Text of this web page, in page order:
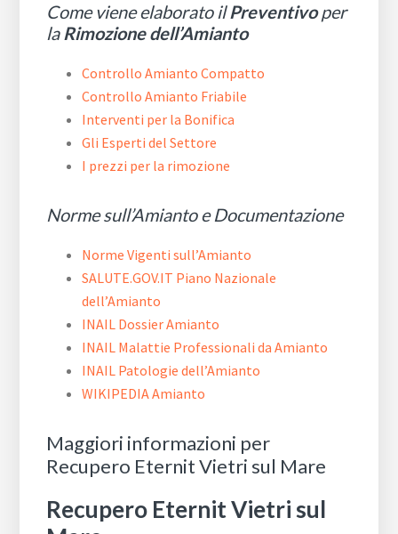
Come viene elaborato ilPreventivoper
laRimozione dell’Amianto
Controllo Amianto Compatto
Controllo Amianto Friabile
Interventi per la Bonifica
Gli Esperti del Settore
I prezzi per la rimozione
Norme sull’Amianto e Documentazione
Norme Vigenti sull’Amianto
SALUTE.GOV.IT Piano Nazionale
dell’Amianto
INAIL Dossier Amianto
INAIL Malattie Professionali da Amianto
INAIL Patologie dell’Amianto
WIKIPEDIA Amianto
Maggiori informazioni per
Recupero Eternit Vietri sul Mare
Recupero Eternit Vietri sul